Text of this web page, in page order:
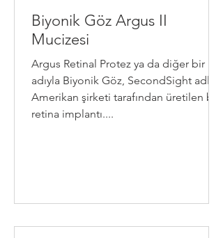
Biyonik Göz Argus II
Mucizesi
Argus Retinal Protez ya da diğer bir
adıyla Biyonik Göz, SecondSight adlı
Amerikan şirketi tarafından üretilen bir
retina implantı....